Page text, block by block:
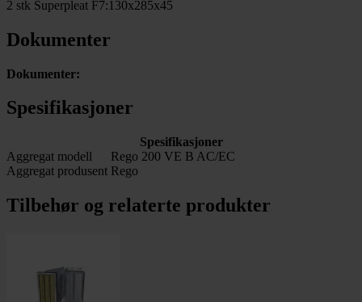
2 stk Superpleat F7:130x285x45
Dokumenter
Dokumenter:
Spesifikasjoner
Spesifikasjoner
Aggregat modell
Rego 200 VE B AC/EC
Aggregat produsent Rego
Tilbehør og relaterte produkter